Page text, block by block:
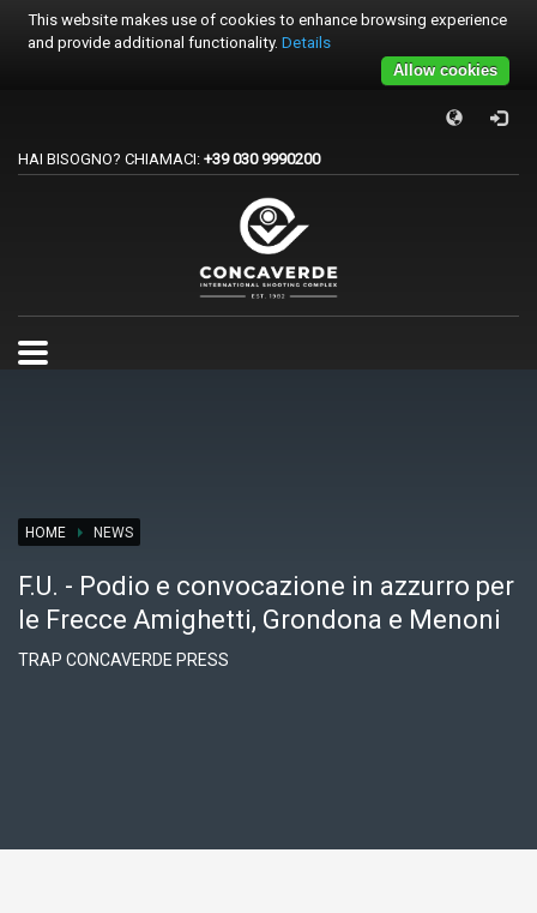
PER REGISTRARSI ALE GARE
Accedi o crea un account.
Per qualsiasi problema o supporto all'acquisto gare
support@trapconcaverde.com. Grazie!
HAI BISOGNO? CHIAMACI: +39 030 9990200
HOME NEWS
F.U. - Podio e convocazione in azzurro per
le Frecce Amighetti, Grondona e Menoni
TRAP CONCAVERDE PRESS
This website makes use of cookies to enhance browsing experience
and provide additional functionality. Details
Allow cookies